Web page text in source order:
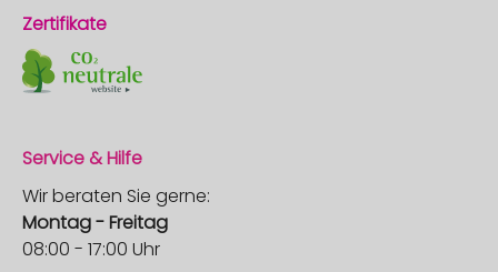
Zertifikate
Service & Hilfe
Wir beraten Sie gerne:
Montag - Freitag
08:00 - 17:00 Uhr